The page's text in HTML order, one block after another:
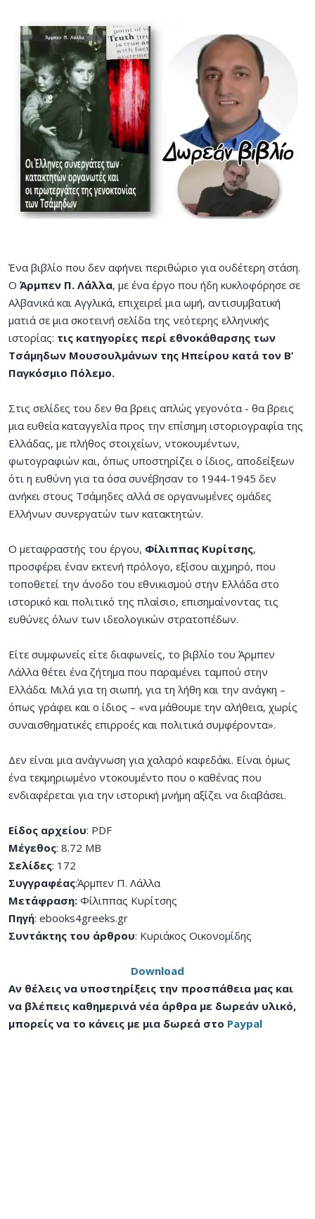
Ένα βιβλίο που δεν αφήνει περιθώριο για ουδέτερη στάση.
Ο Άρμπεν Π. Λάλλα, με ένα έργο που ήδη κυκλοφόρησε σε
Αλβανικά και Αγγλικά, επιχειρεί μια ωμή, αντισυμβατική
ματιά σε μια σκοτεινή σελίδα της νεότερης ελληνικής
ιστορίας: τις κατηγορίες περί εθνοκάθαρσης των
Τσάμηδων Μουσουλμάνων της Ηπείρου κατά τον Β’
Παγκόσμιο Πόλεμο.
Στις σελίδες του δεν θα βρεις απλώς γεγονότα - θα βρεις
μια ευθεία καταγγελία προς την επίσημη ιστοριογραφία της
Ελλάδας, με πλήθος στοιχείων, ντοκουμέντων,
φωτογραφιών και, όπως υποστηρίζει ο ίδιος, αποδείξεων
ότι η ευθύνη για τα όσα συνέβησαν το 1944-1945 δεν
ανήκει στους Τσάμηδες αλλά σε οργανωμένες ομάδες
Ελλήνων συνεργατών των κατακτητών.
Ο μεταφραστής του έργου, Φίλιππας Κυρίτσης,
προσφέρει έναν εκτενή πρόλογο, εξίσου αιχμηρό, που
τοποθετεί την άνοδο του εθνικισμού στην Ελλάδα στο
ιστορικό και πολιτικό της πλαίσιο, επισημαίνοντας τις
ευθύνες όλων των ιδεολογικών στρατοπέδων.
Είτε συμφωνείς είτε διαφωνείς, το βιβλίο του Άρμπεν
Λάλλα θέτει ένα ζήτημα που παραμένει ταμπού στην
Ελλάδα. Μιλά για τη σιωπή, για τη λήθη και την ανάγκη –
όπως γράφει και ο ίδιος – «να μάθουμε την αλήθεια, χωρίς
συναισθηματικές επιρροές και πολιτικά συμφέροντα».
Δεν είναι μια ανάγνωση για χαλαρό καφεδάκι. Είναι όμως
ένα τεκμηριωμένο ντοκουμέντο που ο καθένας που
ενδιαφέρεται για την ιστορική μνήμη αξίζει να διαβάσει.
Είδος αρχείου: PDF
Μέγεθος: 8.72 MB
Σελίδες: 172
Συγγραφέας:Άρμπεν Π. Λάλλα
Μετάφραση: Φίλιππας Κυρίτσης
Πηγή: ebooks4greeks.gr
Συντάκτης του άρθρου: Κυριάκος Οικονομίδης
Download
Αν θέλεις να υποστηρίξεις την προσπάθεια μας και
να βλέπεις καθημερινά νέα άρθρα με δωρεάν υλικό,
μπορείς να το κάνεις με μια δωρεά στο Paypal